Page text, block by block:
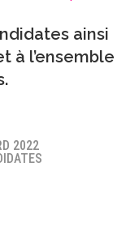
ainsi
à l’ensemble
2022